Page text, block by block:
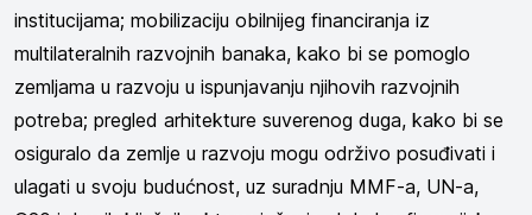
institucijama; mobilizaciju obilnijeg financiranja iz
multilateralnih razvojnih banaka, kako bi se pomoglo
zemljama u razvoju u ispunjavanju njihovih razvojnih
potreba; pregled arhitekture suverenog duga, kako bi se
osiguralo da zemlje u razvoju mogu održivo posuđivati i
ulagati u svoju budućnost, uz suradnju MMF-a, UN-a,